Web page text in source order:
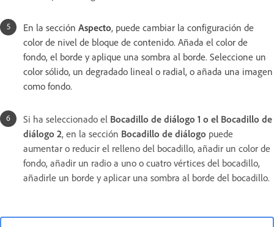
En la sección Aspecto, puede cambiar la configuración de
color de nivel de bloque de contenido. Añada el color de
fondo, el borde y aplique una sombra al borde. Seleccione un
color sólido, un degradado lineal o radial, o añada una imagen
como fondo.
Si ha seleccionado el Bocadillo de diálogo 1 o el Bocadillo de
diálogo 2, en la sección Bocadillo de diálogo puede
aumentar o reducir el relleno del bocadillo, añadir un color de
fondo, añadir un radio a uno o cuatro vértices del bocadillo,
añadirle un borde y aplicar una sombra al borde del bocadillo.